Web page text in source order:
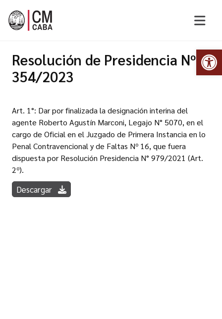
Resolución de Presidencia Nº
354/2023
Art. 1°: Dar por finalizada la designación interina del
agente Roberto Agustín Marconi, Legajo N° 5070, en el
cargo de Oficial en el Juzgado de Primera Instancia en lo
Penal Contravencional y de Faltas Nº 16, que fuera
dispuesta por Resolución Presidencia N° 979/2021 (Art.
2º).
Descargar